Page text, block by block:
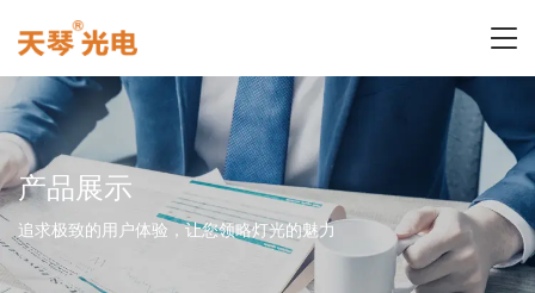
产品展示
追求极致的用户体验，让您领略灯光的魅力